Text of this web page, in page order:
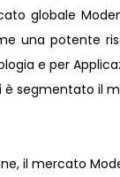
globale
una potente
e per
è segmentato il
il mercato